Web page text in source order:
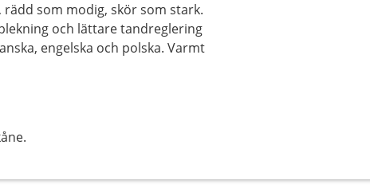
som modig, skör som stark.
och lättare tandreglering
engelska och polska. Varmt